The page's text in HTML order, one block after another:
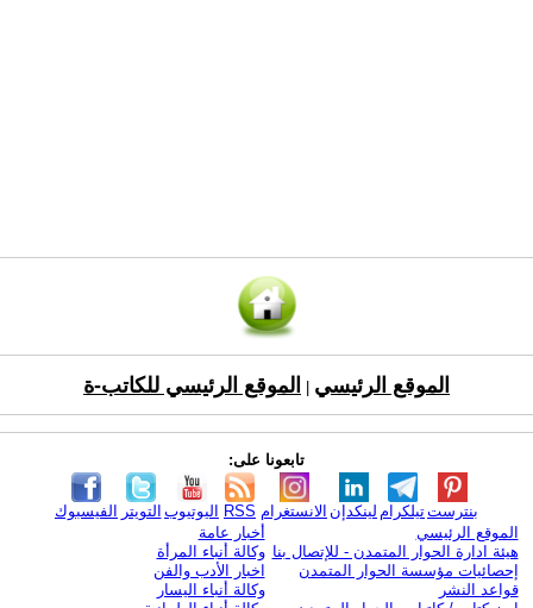
الموقع الرئيسي الموقع الرئيسي للكاتب-ة
تابعونا على:
الفيسبوك التويتر اليوتيوب RSS الانستغرام لينكدإن تيلكرامبنترست
الموقع الرئيسي
هيئة ادارة الحوار المتمدن - للإتصال بنا
إحصائيات مؤسسة الحوار المتمدن
قواعد النشر
أخبار عامة
وكالة أنباء المرأة
اخبار الأدب والفن
وكالة أنباء اليسار